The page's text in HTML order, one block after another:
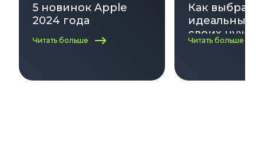
5 новинок Apple
2024 года
Читать больше
Как выбрать
идеальный
своих нужд:
по выбору
Читать больше